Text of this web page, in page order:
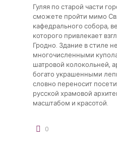
Гуляя по старой части
сможете пройти мимо
кафедрального собора,
которого привлекает
Гродно. Здание в стиле
многочисленными
шатровой колокольней,
богато украшенными
словно переносит
русской храмовой
масштабом и красотой.
0